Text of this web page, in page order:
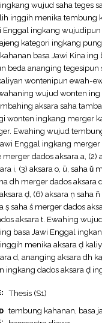
wujud saha teges
inggih menika tembung
Enggal ingkang
kategori ingkang
basa Jawi Kina ing
beda ananging tegesipun
wontenipun ewah-
wujud wonten ing
aksara saha
wonten ingkang merger
Ewahing wujud
Enggal ingkang merger
merger dados aksara a, (2)
i, (3) aksara o, ū, saha ǔ
dh merger dados aksara
ḍ, (6) aksara ṇ saha
ṣ saha ś merger dados
aksara t. Ewahing
basa Jawi Enggal
menika aksara ḍ
d, ananging aksara dh
ingkang dados aksara ḍ
Thesis (S1)
tembung kahanan, basa